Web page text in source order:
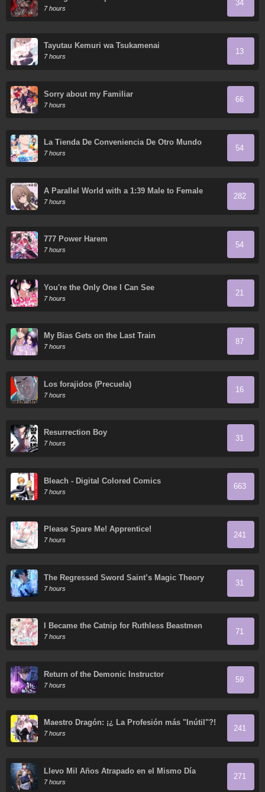
7 hours
34
Tayutau Kemuri wa Tsukamenai
7 hours
13
Sorry about my Familiar
7 hours
66
La Tienda De Conveniencia De Otro Mundo
7 hours
54
A Parallel World with a 1:39 Male to Female
Ratio is Unexpectedly Normal (Fan Colored)
7 hours
282
777 Power Harem
7 hours
54
You're the Only One I Can See
7 hours
21
My Bias Gets on the Last Train
7 hours
87
Los forajidos (Precuela)
7 hours
16
Resurrection Boy
7 hours
31
Bleach - Digital Colored Comics
7 hours
663
Please Spare Me! Apprentice!
7 hours
241
The Regressed Sword Saint’s Magic Theory
7 hours
31
I Became the Catnip for Ruthless Beastmen
7 hours
71
Return of the Demonic Instructor
7 hours
59
Maestro Dragón: ¡¿ La Profesión más "Inútil"?!
7 hours
241
Llevo Mil Años Atrapado en el Mismo Día
7 hours
271